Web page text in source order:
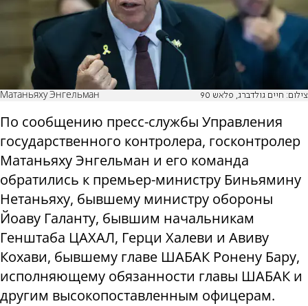
Матаньяху Энгельман צילום: חיים גולדברג, פלאש 90
По сообщению пресс-службы Управления
государственного контролера, госконтролер
Матаньяху Энгельман и его команда
обратились к премьер-министру Биньямину
Нетаньяху, бывшему министру обороны
Йоаву Галанту, бывшим начальникам
Генштаба ЦАХАЛ, Герци Халеви и Авиву
Кохави, бывшему главе ШАБАК Ронену Бару,
исполняющему обязанности главы ШАБАК и
другим высокопоставленным офицерам.